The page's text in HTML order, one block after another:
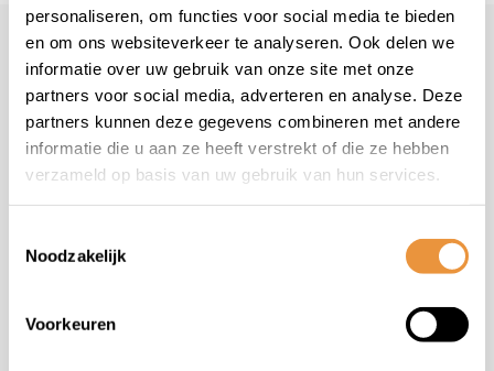
personaliseren, om functies voor social media te bieden
en om ons websiteverkeer te analyseren. Ook delen we
informatie over uw gebruik van onze site met onze
partners voor social media, adverteren en analyse. Deze
partners kunnen deze gegevens combineren met andere
informatie die u aan ze heeft verstrekt of die ze hebben
verzameld op basis van uw gebruik van hun services.
Noodzakelijk
Voorkeuren
Klantenservice
Veelgestelde vragen
+31 78 780 2330
info@artsloten.nl